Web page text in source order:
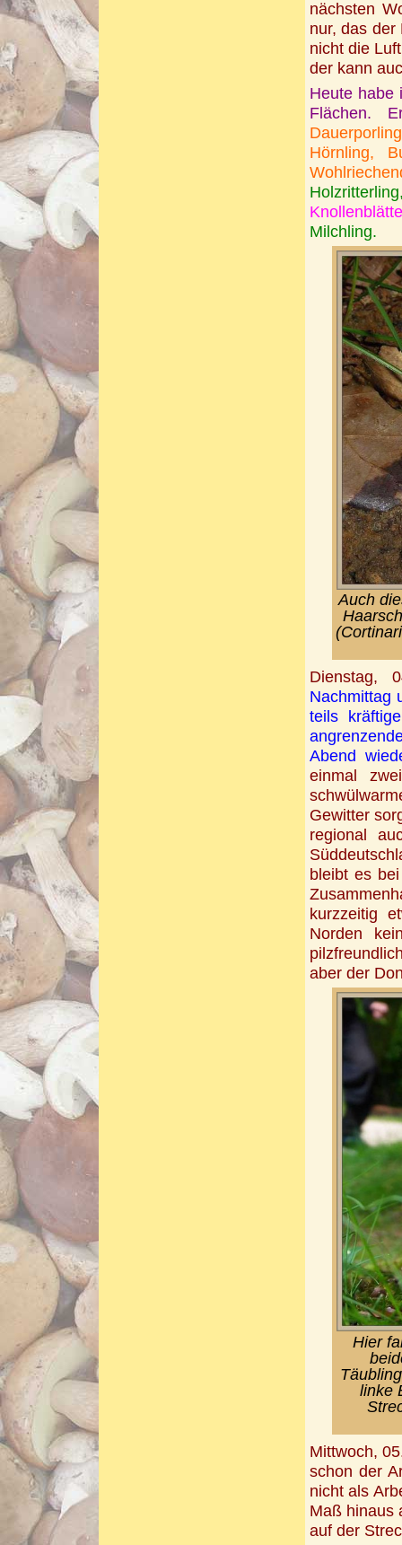
nächsten
nur, das der
nicht die
der kann
Heute habe
Flächen.
Hörnling,
Milchling.
Auch
Dienstag,
Nachmittag
teils
Abend
einmal
Gewitter
regional
bleibt es
kurzzeitig
Norden
aber der
Hier
linke
Mittwoch,
schon der
nicht als
Maß hinaus
auf der